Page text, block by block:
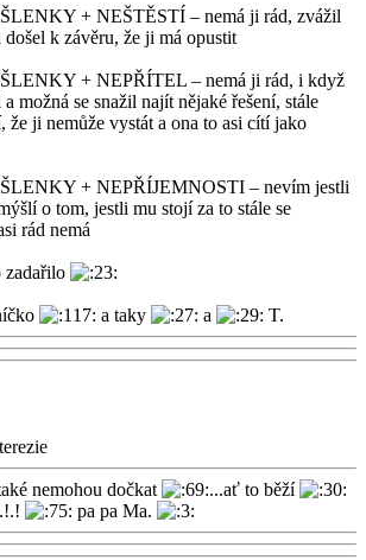
+ NEŠTĚSTÍ – nemá ji rád, zvážil
k závěru, že ji má opustit
+ NEPŘÍTEL – nemá ji rád, i když
možná se snažil najít nějaké řešení, stále
že ji nemůže vystát a ona to asi cítí jako
+ NEPŘÍJEMNOSTI – nevím jestli
o tom, jestli mu stojí za to stále se
rád nemá
zadařilo
a taky a T.
nemohou dočkat
...ať to běží
pa pa Ma.